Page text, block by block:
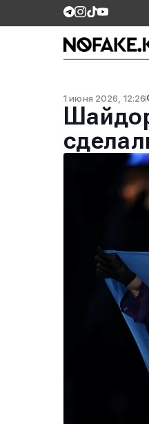
1 июня 2026, 12:26